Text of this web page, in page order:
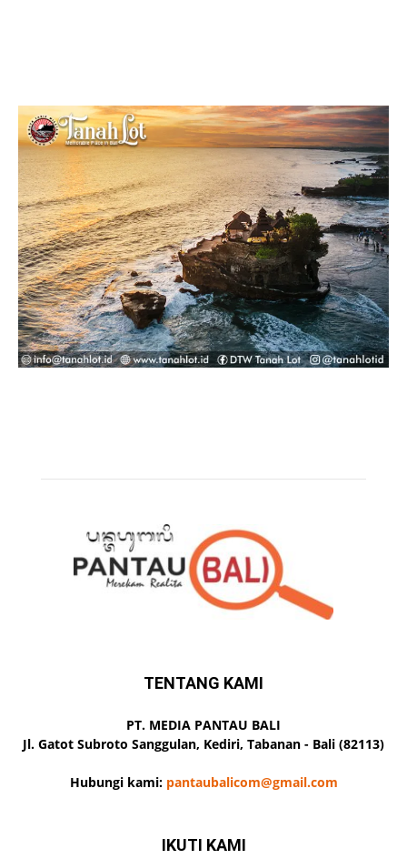
TENTANG KAMI
PT. MEDIA PANTAU BALI
Jl. Gatot Subroto Sanggulan, Kediri, Tabanan - Bali (82113)
Hubungi kami: pantaubalicom@gmail.com
IKUTI KAMI